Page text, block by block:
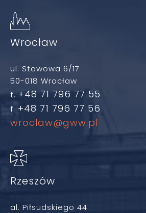
Wrocław
ul. Stawowa 6/17
50-018 Wrocław
t. +48 71 796 77 55
f. +48 71 796 77 56
wroclaw@gww.pl
Rzeszów
al. Piłsudskiego 44